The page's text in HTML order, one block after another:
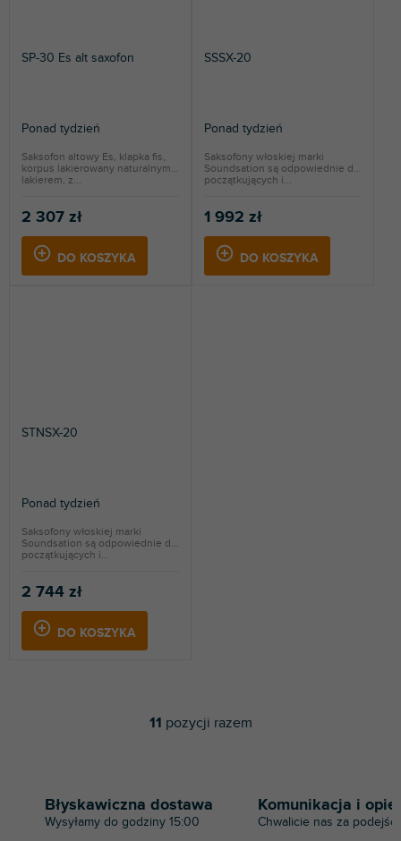
SP-30 Es alt saxofon
Ponad tydzień
2 307 zł
DO KOSZYKA
Saksofon altowy Es, klapka fis,
korpus lakierowany naturalnym
lakierem, z...
SSSX-20
Ponad tydzień
1 992 zł
DO KOSZYKA
Saksofony włoskiej marki
Soundsation są odpowiednie dla
początkujących i...
STNSX-20
Ponad tydzień
2 744 zł
DO KOSZYKA
Saksofony włoskiej marki
Soundsation są odpowiednie dla
początkujących i...
K
r
o
11 pozycji razem
Błyskawiczna dostawa
Wysyłamy do godziny 15:00
Komunikacja i
Chwalicie nas za